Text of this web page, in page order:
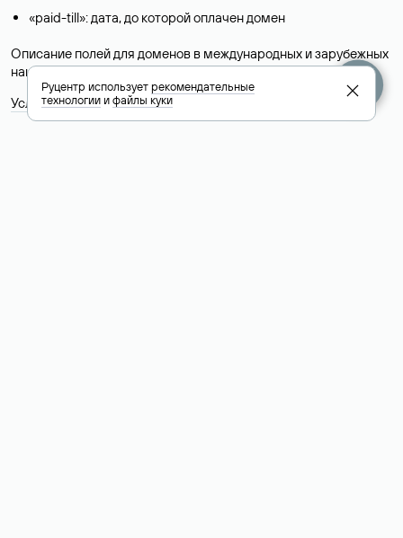
«paid-till»: дата, до которой оплачен домен
Описание полей для доменов в международных и зарубежных
национальных доменах представлены в разделе «Помощь».
Условия использования Whois-сервиса
Руцентр используетрекомендательные
технологииифайлы куки